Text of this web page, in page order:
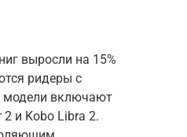
выросли на 15%
ридеры с
модели включают
2 и Kobo Libra 2.